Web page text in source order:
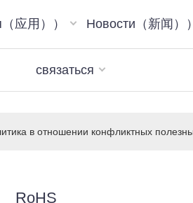
应用）） Новости（新闻）
связаться
в отношении конфликтных
RoHS